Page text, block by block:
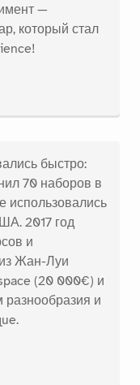
—
который стал
быстро:
70 наборов в
использовались
2017 год
и
Жан-Луи
(20 000€) и
разнообразия и